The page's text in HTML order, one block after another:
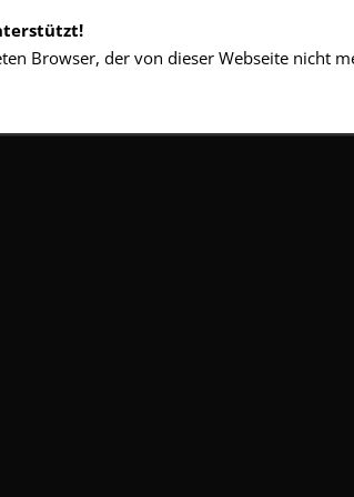
Browser, der von dieser Webseite nicht